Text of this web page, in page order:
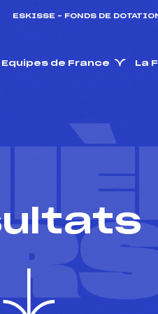
ESKISSE – FONDS DE
Equipes de France La